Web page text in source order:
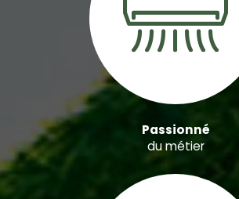
Passionné
du métier